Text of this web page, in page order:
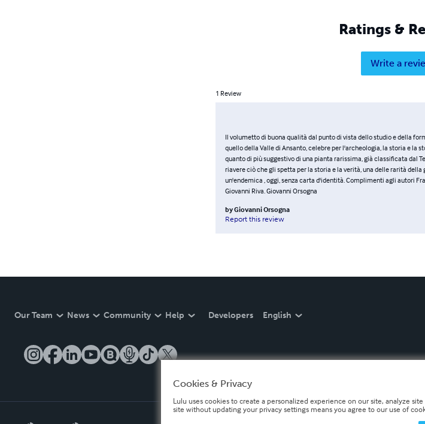
Ratings &
Write a
1 Review
Il volumetto di buona qualità dal punto di vista dello studio e della
quello della Valle di Ansanto, celebre per l'archeologia, la storia e la
quanto di più suggestivo di una pianta rarissima, già classificata dal
riavere ciò che gli spetta per la storia e la verità, una delle rarità
un'endemica , oggi, senza carta d'identità. Complimenti agli autori
Giovanni Riva. Giovanni Orsogna
byGiovanni Orsogna
Report this review
Our Team News Community Help Developers English
Cookies & Privacy
Lulu uses cookies to create a personalized experience on our site, analyze
site without updating your privacy settings means you agree to our use of